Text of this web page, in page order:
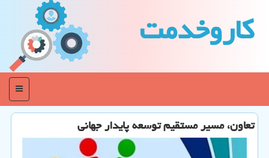
كاروخدمت
منو
تعاون، مسیر مستقیم توسعه پایدار جهانی